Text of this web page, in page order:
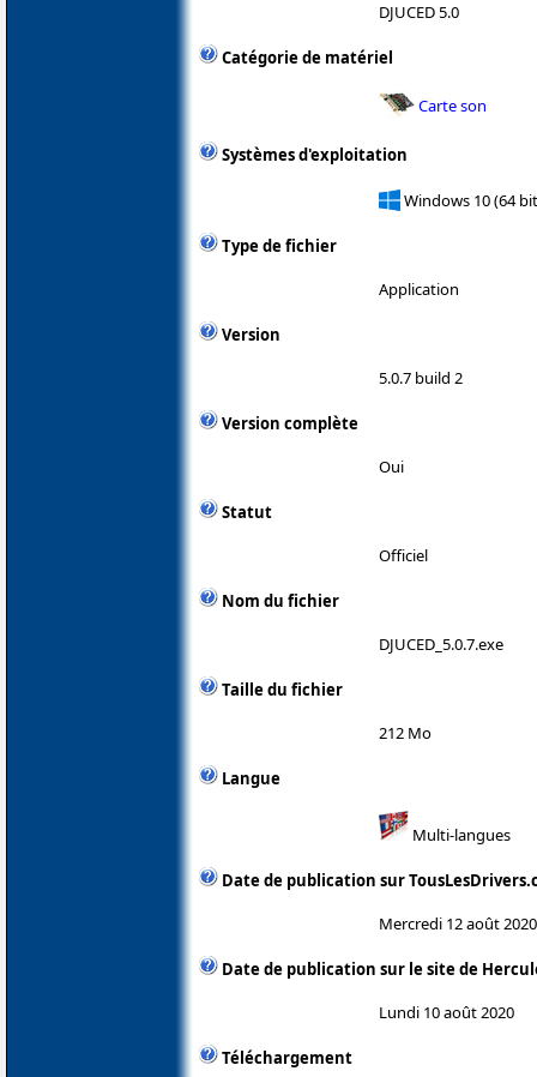
DJUCED 5.0
Catégorie de matériel
Carte son
Systèmes d'exploitation
Windows 10 (64
Type de fichier
Application
Version
5.0.7 build 2
Version complète
Oui
Statut
Officiel
Nom du fichier
DJUCED_5.0.7.exe
Taille du fichier
212 Mo
Langue
Multi-langues
Date de publication sur
Mercredi 12 août 2020
Date de publication sur le site de
Lundi 10 août 2020
Téléchargement